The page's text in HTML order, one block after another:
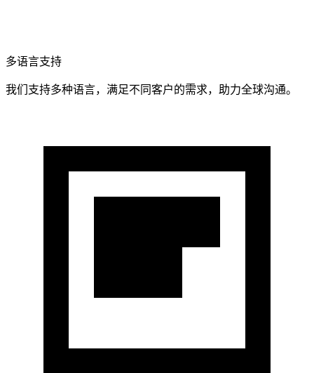
多语言支持
我们支持多种语言，满足不同客户的需求，助力全球沟通。